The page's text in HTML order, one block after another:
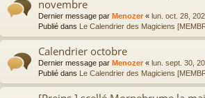
novembre
Dernier message par Menozer« lun. oct. 28,
Publié dans Le Calendrier des Magiciens
Calendrier octobre
Dernier message par Menozer« lun. sept. 30,
Publié dans Le Calendrier des Magiciens